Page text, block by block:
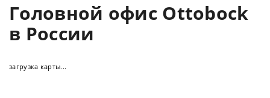
Головной офис Ottobock
в России
загрузка карты...